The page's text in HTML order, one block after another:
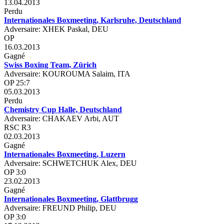
13.04.2013
Perdu
Internationales Boxmeeting, Karlsruhe, Deutschland
Adversaire: XHEK Paskal, DEU
OP
16.03.2013
Gagné
Swiss Boxing Team, Zürich
Adversaire: KOUROUMA Salaim, ITA
OP 25:7
05.03.2013
Perdu
Chemistry Cup Halle, Deutschland
Adversaire: CHAKAEV Arbi, AUT
RSC R3
02.03.2013
Gagné
Internationales Boxmeeting, Luzern
Adversaire: SCHWETCHUK Alex, DEU
OP 3:0
23.02.2013
Gagné
Internationales Boxmeeting, Glattbrugg
Adversaire: FREUND Philip, DEU
OP 3:0